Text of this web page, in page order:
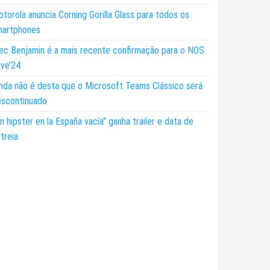
anuncia Corning Gorilla Glass para todos os
Benjamin é a mais recente confirmação para o NOS
não é desta que o Microsoft Teams Clássico será
hipster en la España vacía” ganha trailer e data de